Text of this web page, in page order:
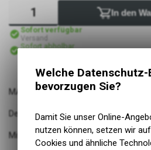
In den
Sofort verfügbar
Versand
Sofort abholbar
MARATHON PLUS MTB
Der pannensicherste MTB-Reifen ist
Mit ECE-R75 Prüfzeichen
Welche
bevorzugen Sie?
Damit Sie unser Online-
nutzen können, setzen wir
Cookies und ähnliche